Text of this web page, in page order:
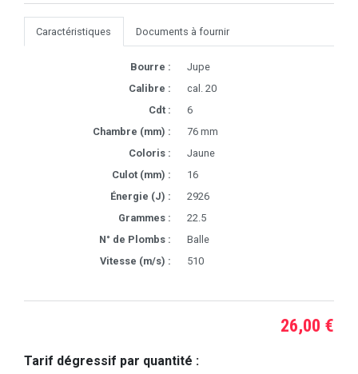
Caractéristiques Documents à fournir
Bourre :
Jupe
Calibre :
cal. 20
Cdt :
6
Chambre (mm) :
76 mm
Coloris :
Jaune
Culot (mm) :
16
Énergie (J) :
2926
Grammes :
22.5
N° de Plombs :
Balle
Vitesse (m/s) :
510
26,00 €
Tarif dégressif par quantité :